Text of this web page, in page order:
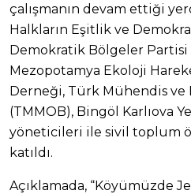
çalışmanın devam ettiği
Halkların Eşitlik ve
Demokratik Bölgeler
Mezopotamya Ekoloji
Derneği, Türk Mühendis ve
(TMMOB), Bingöl Karlıova
yöneticileri ile sivil toplum
katıldı.
Açıklamada, “Köyümüzde